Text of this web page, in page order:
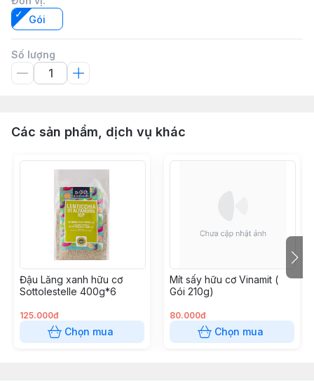
Gói
Số lượng
Các sản phẩm, dịch vụ khác
Đậu Lăng xanh hữu cơ
Sottolestelle 400g*6
125.000đ
Chọn mua
Mít sấy hữu cơ Vinamit (
Gói 210g)
80.000đ
Chọn mua